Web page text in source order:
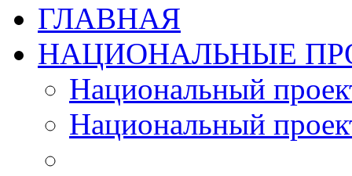
ГЛАВНАЯ
НАЦИОНАЛЬНЫЕ
Национальный
Национальный